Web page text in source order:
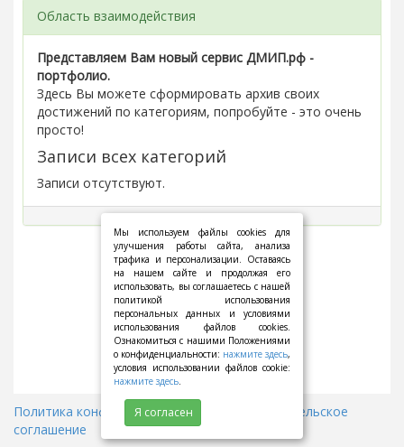
Область взаимодействия
Представляем Вам новый сервис ДМИП.рф -
портфолио.
Здесь Вы можете сформировать архив своих
достижений по категориям, попробуйте - это очень
просто!
Записи всех категорий
Записи отсутствуют.
Политика конфиденциальности
Пользовательское
соглашение
Мы используем файлы cookies для
улучшения работы сайта, анализа
трафика и персонализации. Оставаясь
на нашем сайте и продолжая его
использовать, вы соглашаетесь с нашей
политикой использования
персональных данных и условиями
использования файлов cookies.
Ознакомиться с нашими Положениями
о конфиденциальности: нажмите здесь,
условия использовании файлов cookie:
нажмите здесь.
Я согласен